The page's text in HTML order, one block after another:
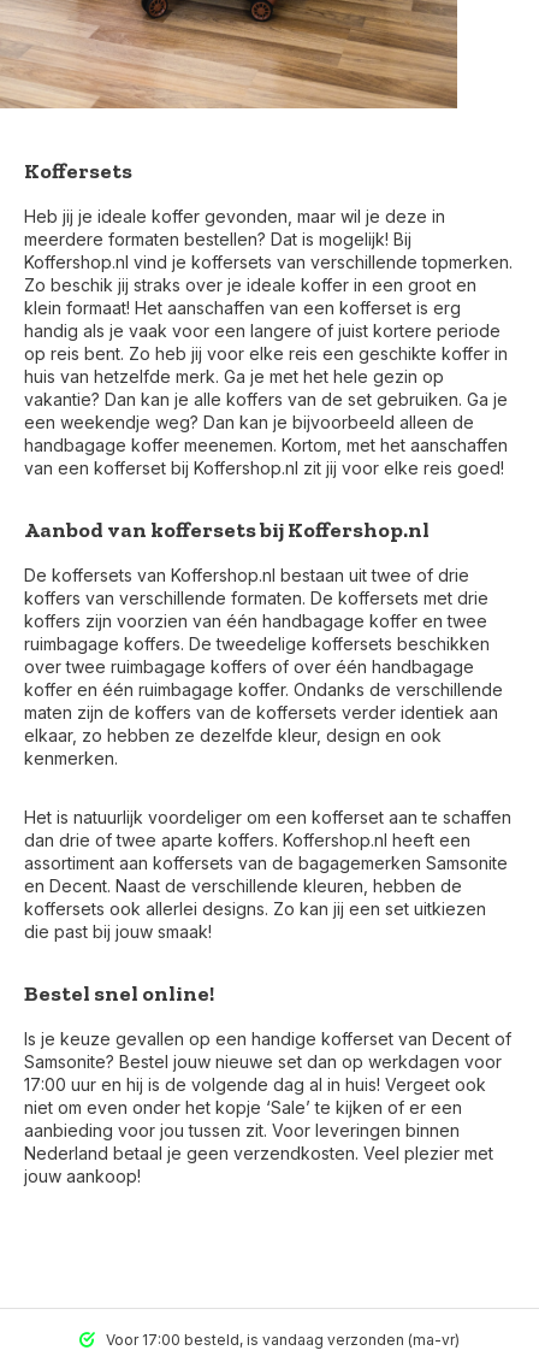
Koffersets
Heb jij je ideale koffer gevonden, maar wil je deze in
meerdere formaten bestellen? Dat is mogelijk! Bij
Koffershop.nl vind je koffersets van verschillende topmerken.
Zo beschik jij straks over je ideale koffer in een groot en
klein formaat! Het aanschaffen van een kofferset is erg
handig als je vaak voor een langere of juist kortere periode
op reis bent. Zo heb jij voor elke reis een geschikte koffer in
huis van hetzelfde merk. Ga je met het hele gezin op
vakantie? Dan kan je alle koffers van de set gebruiken. Ga je
een weekendje weg? Dan kan je bijvoorbeeld alleen de
handbagage koffer meenemen. Kortom, met het aanschaffen
van een kofferset bij Koffershop.nl zit jij voor elke reis goed!
Aanbod van koffersets bij Koffershop.nl
De koffersets van Koffershop.nl bestaan uit twee of drie
koffers van verschillende formaten. De koffersets met drie
koffers zijn voorzien van één handbagage koffer en twee
ruimbagage koffers. De tweedelige koffersets beschikken
over twee ruimbagage koffers of over één handbagage
koffer en één ruimbagage koffer. Ondanks de verschillende
maten zijn de koffers van de koffersets verder identiek aan
elkaar, zo hebben ze dezelfde kleur, design en ook
kenmerken.
Het is natuurlijk voordeliger om een kofferset aan te schaffen
dan drie of twee aparte koffers. Koffershop.nl heeft een
assortiment aan koffersets van de bagagemerken Samsonite
en Decent. Naast de verschillende kleuren, hebben de
koffersets ook allerlei designs. Zo kan jij een set uitkiezen
die past bij jouw smaak!
Bestel snel online!
Is je keuze gevallen op een handige kofferset van Decent of
Samsonite? Bestel jouw nieuwe set dan op werkdagen voor
17:00 uur en hij is de volgende dag al in huis! Vergeet ook
niet om even onder het kopje ‘Sale’ te kijken of er een
aanbieding voor jou tussen zit. Voor leveringen binnen
Nederland betaal je geen verzendkosten. Veel plezier met
jouw aankoop!
Voor 17:00 besteld, is vandaag verzonden (ma-vr)